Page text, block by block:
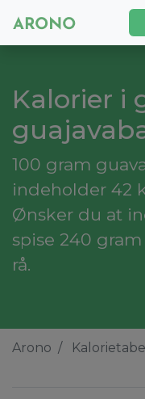
Kalorier i
100 gram
indeholder 42
Ønsker du at
spise 240
rå.
Arono Kalorietabel